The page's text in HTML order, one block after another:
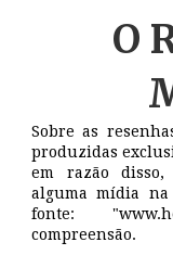
O
Sobre as
produzidas
em razão
alguma mídia
fonte:
compreensão.